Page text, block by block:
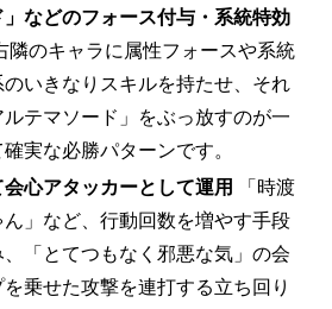
」などのフォース付与・系統特効
隣のキャラに属性フォースや系統
いきなりスキルを持たせ、それ
テマソード」をぶっ放すのが一
実な必勝パターンです。
心アタッカーとして運用
「時渡
ん」など、行動回数を増やす手段
「とてつもなく邪悪な気」の会
乗せた攻撃を連打する立ち回り